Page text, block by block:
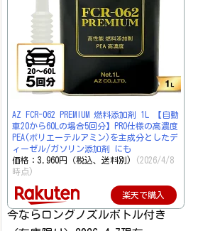
AZ FCR-062 PREMIUM 燃料添加剤 1L 【自動
車20から60Lの場合5回分】PRO仕様の高濃度
PEA(ポリエーテルアミン)を主成分としたデ
ィーゼル/ガソリン添加剤 にも
価格：3,960円（税込、送料別)
(2026/4/8
時点)
楽天で購入
今ならロングノズルボトル付き